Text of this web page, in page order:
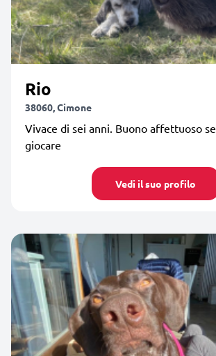
Rio
38060, Cimone
Vivace di sei anni. Buono affettuoso
giocare
Vedi il suo profilo